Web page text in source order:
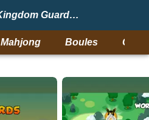
BestAllGames : Kingdom Guards Tower Defense
Mahjong Boules